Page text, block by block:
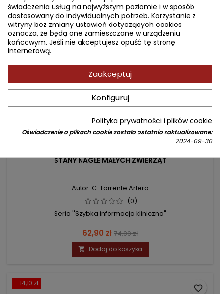
- 11,10 zł
STANY NAGŁE MAŁYCH ZWIERZĄT
Autor: C. Torrente Artero
(0)
Seria ''Szybka informacja kliniczna''
Cena
62,90 zł Cena
podstawowa
74,00 zł
 Dodaj do koszyka
- 14,10 zł
favorite_border
świadczenia usług na najwyższym poziomie i w sposób
dostosowany do indywidualnych potrzeb. Korzystanie z
witryny bez zmiany ustawień dotyczących cookies
oznacza, że będą one zamieszczane w urządzeniu
końcowym. Jeśli nie akceptujesz opuść tę stronę
internetową.
Zaakceptuj
Konfiguruj
Polityka prywatności i plików cookie
Oświadczenie o plikach cookie zostało ostatnio zaktualizowane:
2024-09-30